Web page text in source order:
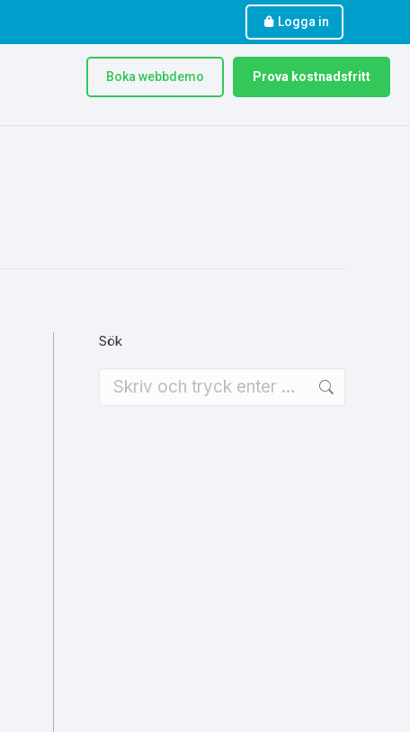
Logga in
Boka webbdemo Prova kostnadsfritt
Sök